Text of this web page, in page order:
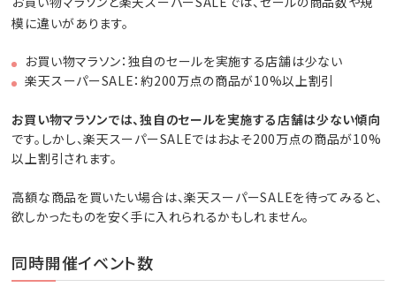
模に違いがあります。
お買い物マラソン：独自のセールを実施する店舗は少ない
楽天スーパーSALE：約200万点の商品が10%以上割引
お買い物マラソンでは、独自のセールを実施する店舗は少ない傾向
です。しかし、楽天スーパーSALEではおよそ200万点の商品が10%
以上割引されます。
高額な商品を買いたい場合は、楽天スーパーSALEを待ってみると、
欲しかったものを安く手に入れられるかもしれません。
同時開催イベント数